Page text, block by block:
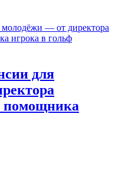
для
помощника